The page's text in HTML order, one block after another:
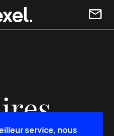
service, nous